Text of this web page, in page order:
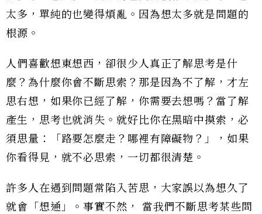
太多，單純的也變得煩亂。因為想太多就是問題的
根源。
人們喜歡想東想西，卻很少人真正了解思考是什
麼？為什麼你會不斷思索？那是因為不了解，才左
思右想，如果你已經了解，你需要去想嗎？當了解
產生，思考也就消失。就好比你在黑暗中摸索，必
須思量：「路要怎麼走？哪裡有障礙物？」，如果
你看得見，就不必思索，一切都很清楚。
許多人在遇到問題常陷入苦思，大家誤以為想久了
就會「想通」。事實不然， 當我們不斷思考某些問